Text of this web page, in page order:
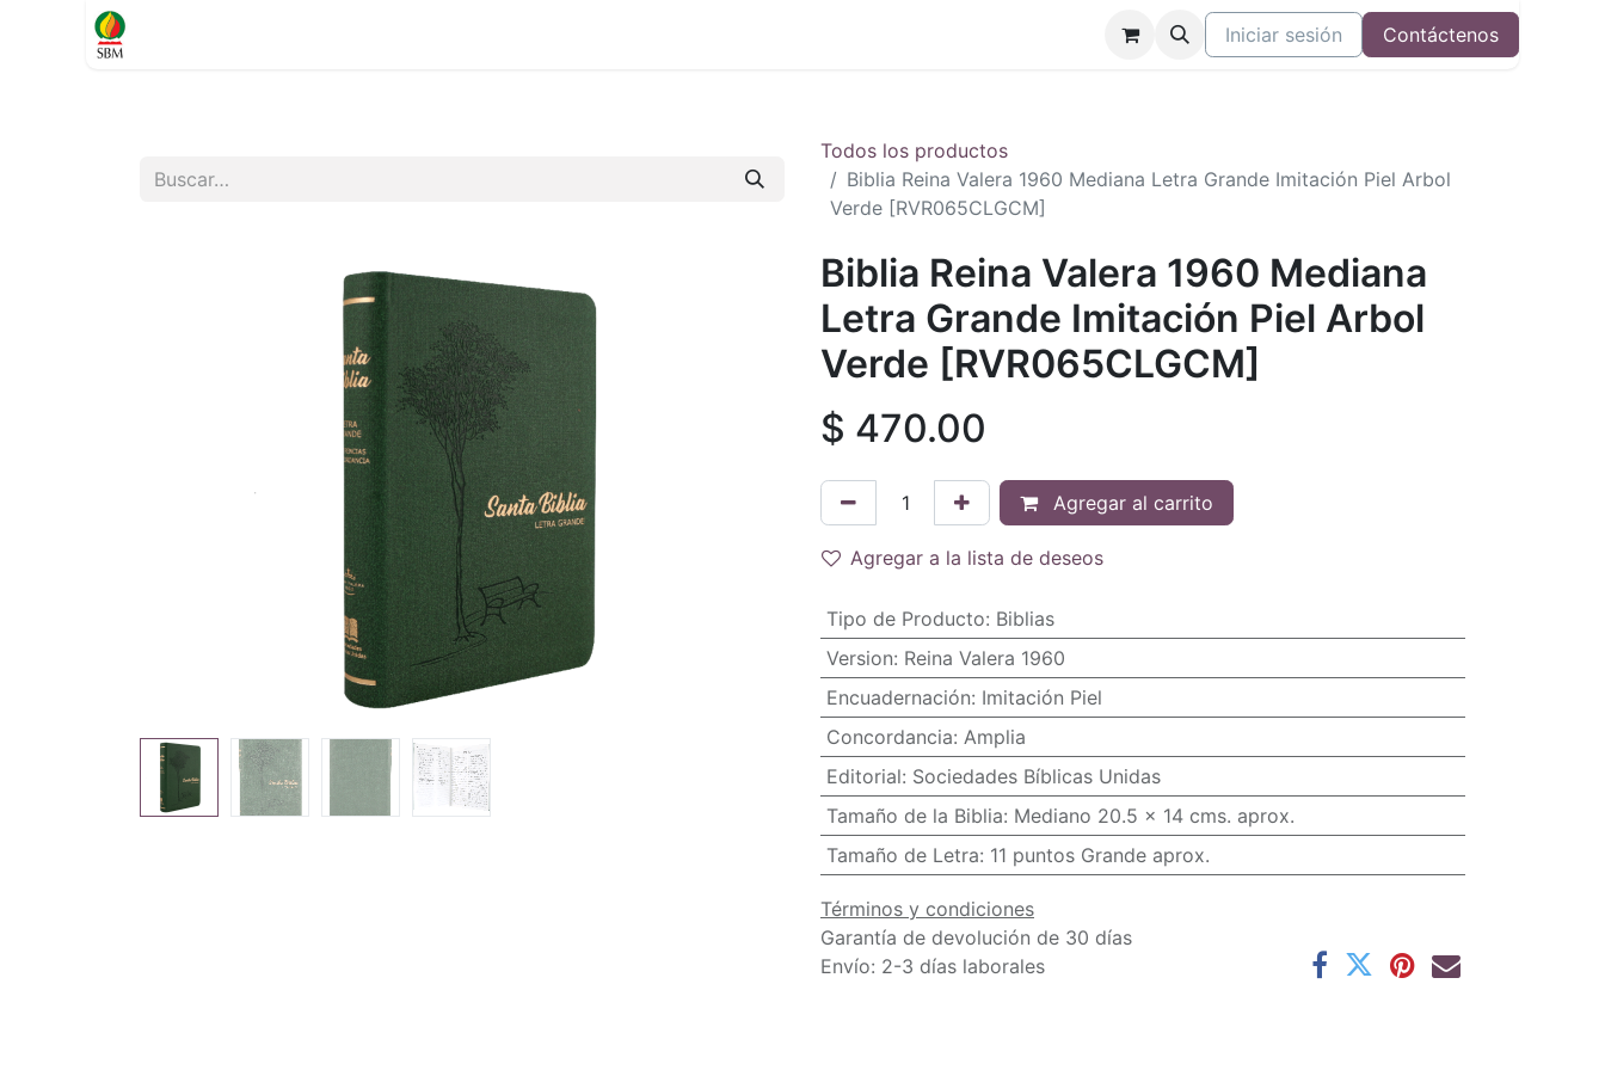
Iniciar sesión Contáctenos
Todos los productos
Biblia Reina Valera 1960 Mediana Letra Grande Imitación Piel Arbol
Verde [RVR065CLGCM]
Biblia Reina Valera 1960 Mediana
Letra Grande Imitación Piel Arbol
Verde [RVR065CLGCM]
$ 470.00
Agregar al carrito
Agregar a la lista de deseos
Tipo de Producto: Biblias
Version: Reina Valera 1960
Encuadernación: Imitación Piel
Concordancia: Amplia
Editorial: Sociedades Bíblicas Unidas
Tamaño de la Biblia: Mediano 20.5 x 14 cms. aprox.
Tamaño de Letra: 11 puntos Grande aprox.
Términos y condiciones
Garantía de devolución de 30 días
Envío: 2-3 días laborales